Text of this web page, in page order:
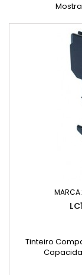
MARCA:
Tinteiro